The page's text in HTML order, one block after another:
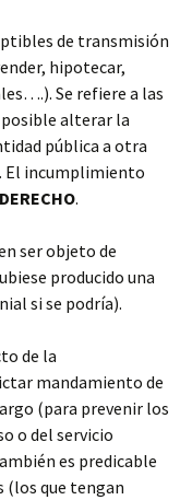
de transmisión
hipotecar,
Se refiere a las
posible alterar la
pública a otra
El incumplimiento
.
ser objeto de
producido una
si se podría).
de la
mandamiento de
(para prevenir los
o del servicio
es predicable
(los que tengan